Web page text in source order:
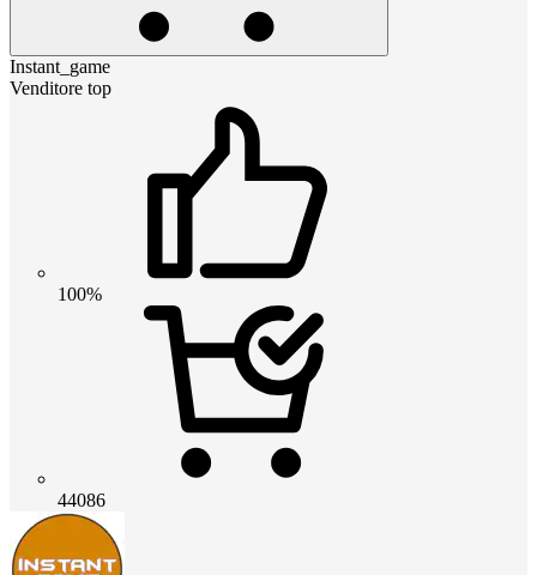
Instant_game
Venditore top
100%
44086